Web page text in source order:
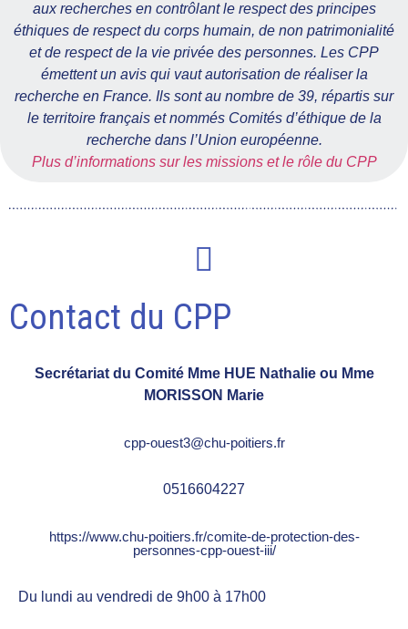
aux recherches en contrôlant le respect des principes
éthiques de respect du corps humain, de non patrimonialité
et de respect de la vie privée des personnes. Les CPP
émettent un avis qui vaut autorisation de réaliser la
recherche en France. Ils sont au nombre de 39, répartis sur
le territoire français et nommés Comités d’éthique de la
recherche dans l’Union européenne.
Plus d’informations sur les missions et le rôle du CPP
Contact du CPP
Secrétariat du Comité Mme HUE Nathalie ou Mme
MORISSON Marie
cpp-ouest3@chu-poitiers.fr
0516604227
https://www.chu-poitiers.fr/comite-de-protection-des-
personnes-cpp-ouest-iii/
Du lundi au vendredi de 9h00 à 17h00